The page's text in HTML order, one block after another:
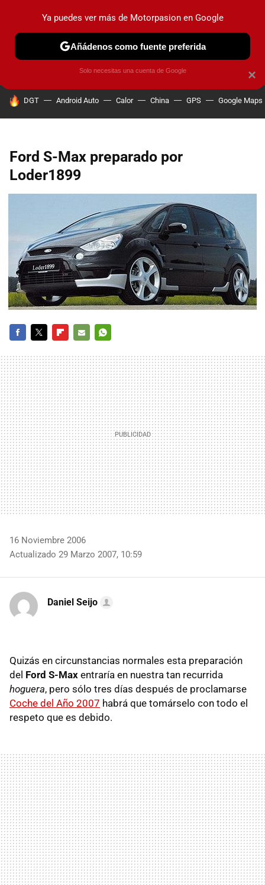
PRUEBAS COCHES ELÉCTRICOS OBSERVATORIO
HOY SE HABLA DE
DGT Android Auto Calor China GPS Google Maps
Ford S-Max preparado por
Loder1899
MAIL
16 Noviembre 2006
Actualizado 29 Marzo 2007, 10:59
Daniel Seijo
Quizás en circunstancias normales esta preparación
del Ford S-Max entraría en nuestra tan recurrida
hoguera, pero sólo tres días después de proclamarse
Coche del Año 2007 habrá que tomárselo con todo el
respeto que es debido.
×
Ya puedes ver más de Motorpasion en Google
Añádenos como fuente preferida
Solo necesitas una cuenta de Google